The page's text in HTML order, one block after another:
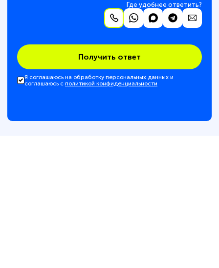
Где удобнее ответить?
Получить ответ
Я соглашаюсь на обработку персональных данных и
соглашаюсь с политикой конфиденциальности